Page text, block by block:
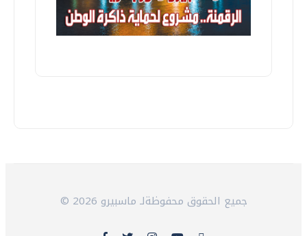
© 2026 جميع الحقوق محفوظةلـ ماسبيرو